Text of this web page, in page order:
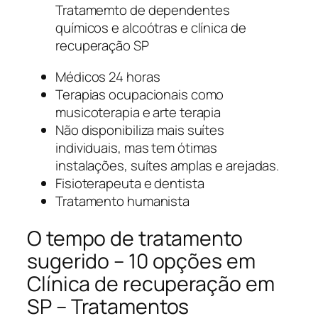
Tratamemto de dependentes
químicos e alcoótras e clínica de
recuperação SP
Médicos 24 horas
Terapias ocupacionais como
musicoterapia e arte terapia
Não disponibiliza mais suítes
individuais, mas tem ótimas
instalações, suítes amplas e arejadas.
Fisioterapeuta e dentista
Tratamento humanista
O tempo de tratamento
sugerido – 10 opções em
Clínica de recuperação em
SP – Tratamentos